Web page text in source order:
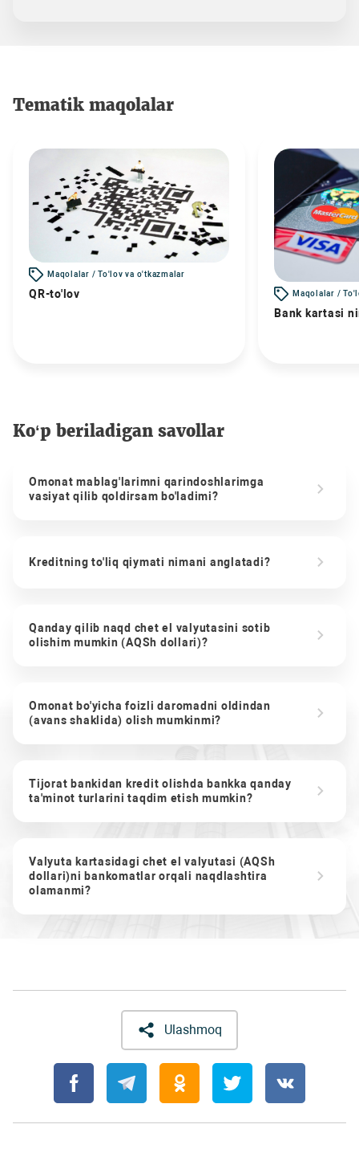
Tematik maqolalar
Maqolalar / To'lov va o'tkazmalar
QR-to'lov Maqolalar /
Bank kartasi
Ko‘p beriladigan savollar
Omonat mablag'larimni qarindoshlarimga
vasiyat qilib qoldirsam bo'ladimi?
Kreditning to'liq qiymati nimani anglatadi?
Qanday qilib naqd chet el valyutasini sotib
olishim mumkin (AQSh dollari)?
Omonat bo'yicha foizli daromadni oldindan
(avans shaklida) olish mumkinmi?
Tijorat bankidan kredit olishda bankka qanday
ta'minot turlarini taqdim etish mumkin?
Valyuta kartasidagi chet el valyutasi (AQSh
dollari)ni bankomatlar orqali naqdlashtira
olamanmi?
Ulashmoq